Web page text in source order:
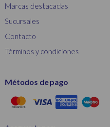
Marcas destacadas
Sucursales
Contacto
Términos y condiciones
Métodos de pago